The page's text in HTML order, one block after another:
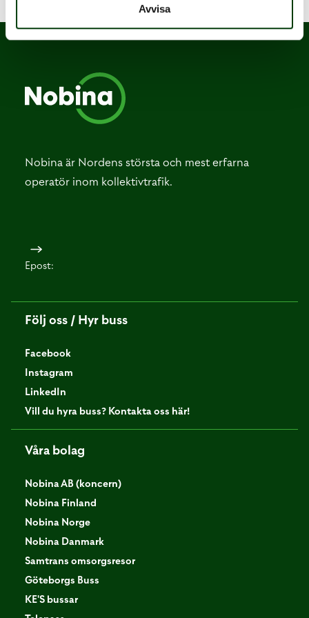
Avvisa
Nobina är Nordens största och mest erfarna
operatör inom kollektivtrafik.
Epost:
Följ oss / Hyr buss
Facebook
Instagram
LinkedIn
Vill du hyra buss? Kontakta oss här!
Våra bolag
Nobina AB (koncern)
Nobina Finland
Nobina Norge
Nobina Danmark
Samtrans omsorgsresor
Göteborgs Buss
KE'S bussar